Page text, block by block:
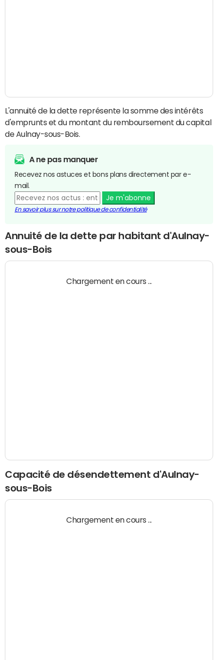
L'annuité de la dette représente la somme des intérêts
d'emprunts et du montant du remboursement du capital
de Aulnay-sous-Bois.
A ne pas manquer
Recevez nos astuces et bons plans directement par e-
mail.
Je m'abonne
En savoir plus sur notre politique de confidentialité
Annuité de la dette par habitant d'Aulnay-
sous-Bois
Chargement en cours ...
Capacité de désendettement d'Aulnay-
sous-Bois
Chargement en cours ...